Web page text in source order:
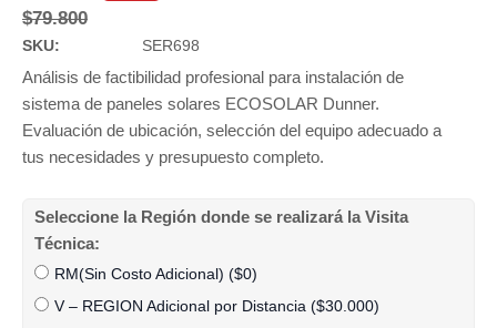
$79.800
SKU: SER698
Análisis de factibilidad profesional para instalación de
sistema de paneles solares ECOSOLAR Dunner.
Evaluación de ubicación, selección del equipo adecuado a
tus necesidades y presupuesto completo.
Seleccione la Región donde se realizará la Visita
Técnica:
RM(Sin Costo Adicional) ($0)
V – REGION Adicional por Distancia ($30.000)